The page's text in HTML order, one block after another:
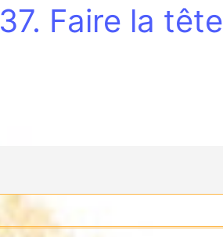
37. Faire la tête